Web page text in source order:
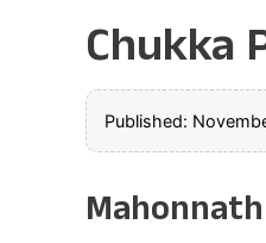
Chukka
Published: